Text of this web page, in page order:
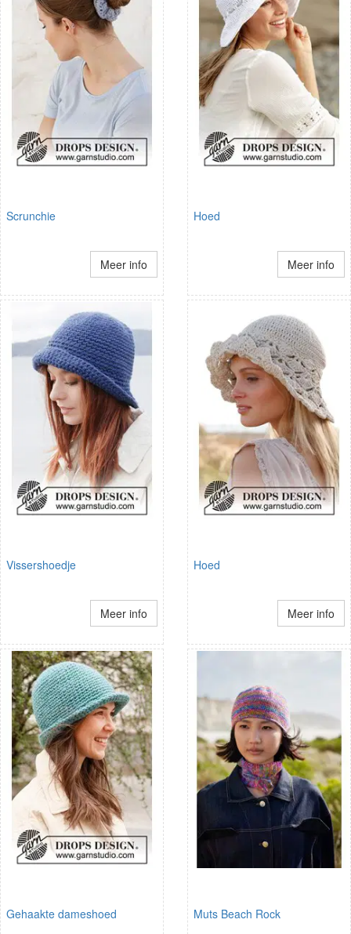
Scrunchie
Meer info
Hoed
Meer info
Vissershoedje
Meer info
Hoed
Meer info
Gehaakte dameshoed Muts Beach Rock